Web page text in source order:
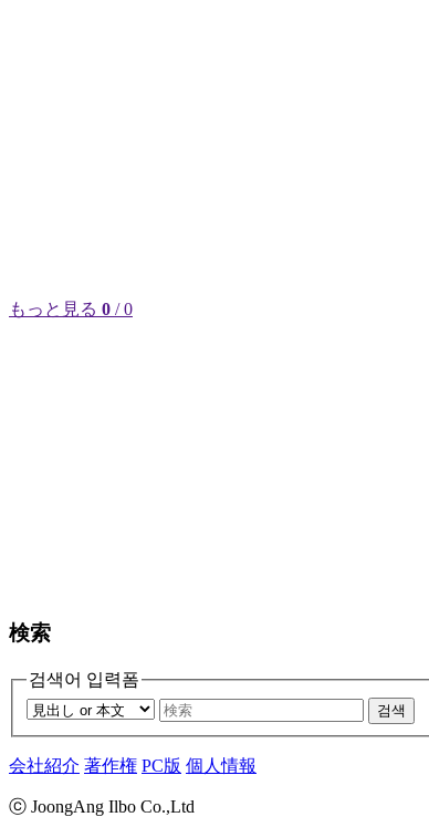
もっと見る 0 / 0
検索
검색어 입력폼
검색
会社紹介 著作権 PC版 個人情報
ⓒ JoongAng Ilbo Co.,Ltd